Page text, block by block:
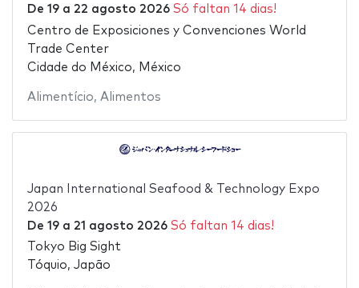
De 19a 22 agosto 2026 Só faltan 14 dias!
Centro de Exposiciones y Convenciones World
Trade Center
Cidade do México, México
Alimentício, Alimentos
Japan International Seafood & Technology Expo
2026
De 19a 21 agosto 2026 Só faltan 14 dias!
Tokyo Big Sight
Tóquio, Japão